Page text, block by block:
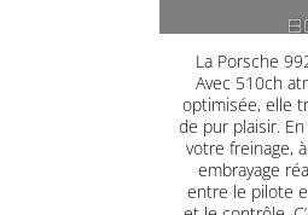
La Porsche
Avec 510ch
optimisée, elle
de pur plaisir.
votre freinage,
embrayage
entre le pilote